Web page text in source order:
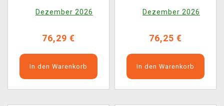
Dezember 2026
76,29 €
In den Warenkorb
Dezember 2026
76,25 €
In den Warenkorb